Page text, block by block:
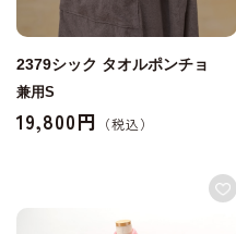
2379シック タオルポンチョ
兼用S
19,800円